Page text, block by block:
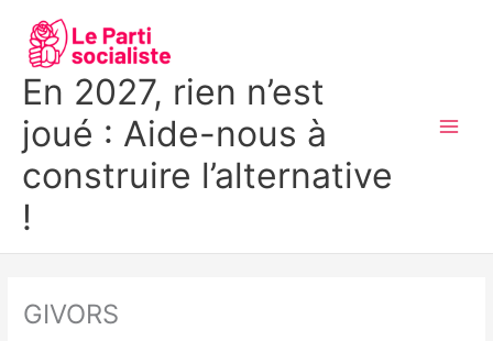
contenu
En 2027, rien n’est
joué : Aide-nous à
construire l’alternative
!
GIVORS